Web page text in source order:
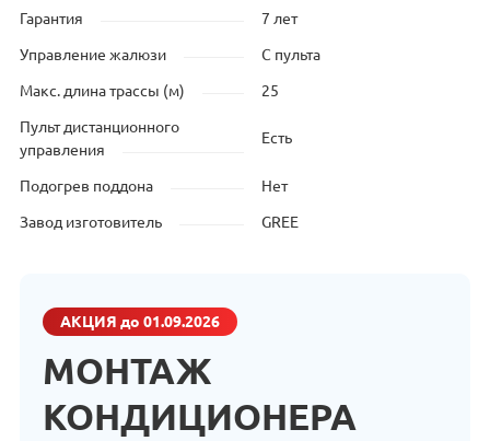
Гарантия 7 лет
Управление жалюзи С пульта
Макс. длина трассы (м) 25
Пульт дистанционного
управления
Есть
Подогрев поддона Нет
Завод изготовитель GREE
АКЦИЯ до 01.09.2026
МОНТАЖ
КОНДИЦИОНЕРА